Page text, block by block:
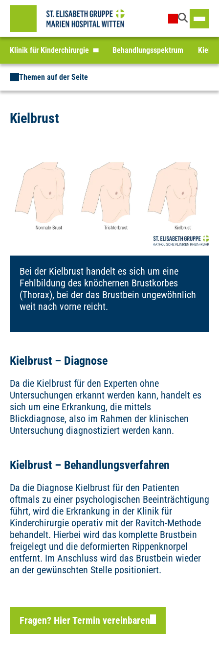
Klinik für Kinderchirurgie Behandlungsspektrum
Themen auf der Seite
Kielbrust
Bei der Kielbrust handelt es sich um eine
Fehlbildung des knöchernen Brustkorbes
(Thorax), bei der das Brustbein ungewöhnlich
weit nach vorne reicht.
Kielbrust – Diagnose
Da die Kielbrust für den Experten ohne
Untersuchungen erkannt werden kann, handelt es
sich um eine Erkrankung, die mittels
Blickdiagnose, also im Rahmen der klinischen
Untersuchung diagnostiziert werden kann.
Kielbrust – Behandlungsverfahren
Da die Diagnose Kielbrust für den Patienten
oftmals zu einer psychologischen Beeinträchtigung
führt, wird die Erkrankung in der Klinik für
Kinderchirurgie operativ mit der Ravitch-Methode
behandelt. Hierbei wird das komplette Brustbein
freigelegt und die deformierten Rippenknorpel
entfernt. Im Anschluss wird das Brustbein wieder
an der gewünschten Stelle positioniert.
Fragen? Hier Termin vereinbaren